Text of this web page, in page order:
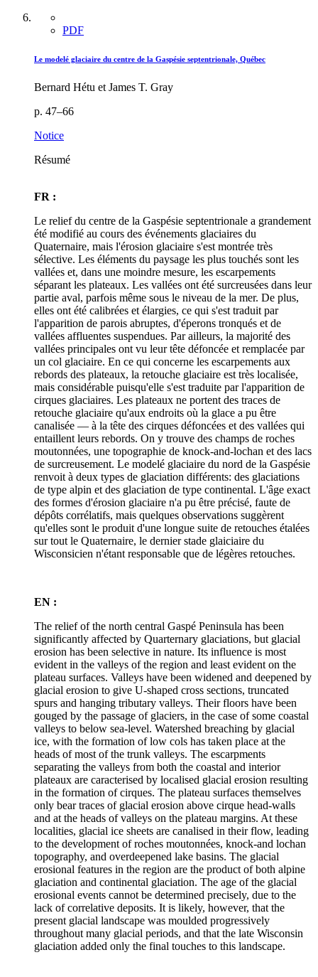
PDF
Le modelé glaciaire du centre de la Gaspésie septentrionale, Québec
Bernard Hétu et James T. Gray
p. 47–66
Notice
Résumé
FR :
Le relief du centre de la Gaspésie septentrionale a grandement
été modifié au cours des événements glaciaires du
Quaternaire, mais l'érosion glaciaire s'est montrée très
sélective. Les éléments du paysage les plus touchés sont les
vallées et, dans une moindre mesure, les escarpements
séparant les plateaux. Les vallées ont été surcreusées dans leur
partie aval, parfois même sous le niveau de la mer. De plus,
elles ont été calibrées et élargies, ce qui s'est traduit par
l'apparition de parois abruptes, d'éperons tronqués et de
vallées affluentes suspendues. Par ailleurs, la majorité des
vallées principales ont vu leur tête défoncée et remplacée par
un col glaciaire. En ce qui concerne les escarpements aux
rebords des plateaux, la retouche glaciaire est très localisée,
mais considérable puisqu'elle s'est traduite par l'apparition de
cirques glaciaires. Les plateaux ne portent des traces de
retouche glaciaire qu'aux endroits où la glace a pu être
canalisée — à la tête des cirques défoncées et des vallées qui
entaillent leurs rebords. On y trouve des champs de roches
moutonnées, une topographie de knock-and-lochan et des lacs
de surcreusement. Le modelé glaciaire du nord de la Gaspésie
renvoit à deux types de glaciation différents: des glaciations
de type alpin et des glaciation de type continental. L'âge exact
des formes d'érosion glaciaire n'a pu être précisé, faute de
dépôts corrélatifs, mais quelques observations suggèrent
qu'elles sont le produit d'une longue suite de retouches étalées
sur tout le Quaternaire, le dernier stade glaiciaire du
Wisconsicien n'étant responsable que de légères retouches.
EN :
The relief of the north central Gaspé Peninsula has been
significantly affected by Quarternary glaciations, but glacial
erosion has been selective in nature. Its influence is most
evident in the valleys of the region and least evident on the
plateau surfaces. Valleys have been widened and deepened by
glacial erosion to give U-shaped cross sections, truncated
spurs and hanging tributary valleys. Their floors have been
gouged by the passage of glaciers, in the case of some coastal
valleys to below sea-level. Watershed breaching by glacial
ice, with the formation of low cols has taken place at the
heads of most of the trunk valleys. The escarpments
separating the valleys from both the coastal and interior
plateaux are caracterised by localised glacial erosion resulting
in the formation of cirques. The plateau surfaces themselves
only bear traces of glacial erosion above cirque head-walls
and at the heads of valleys on the plateau margins. At these
localities, glacial ice sheets are canalised in their flow, leading
to the development of roches moutonnées, knock-and lochan
topography, and overdeepened lake basins. The glacial
erosional features in the region are the product of both alpine
glaciation and continental glaciation. The age of the glacial
erosional events cannot be determined precisely, due to the
lack of correlative deposits. It is likely, however, that the
present glacial landscape was moulded progressively
throughout many glacial periods, and that the late Wisconsin
glaciation added only the final touches to this landscape.